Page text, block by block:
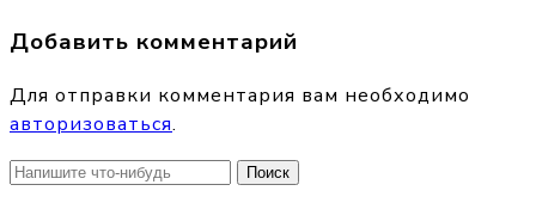
Добавить комментарий
Для отправки комментария вам необходимо
авторизоваться.
Найти: